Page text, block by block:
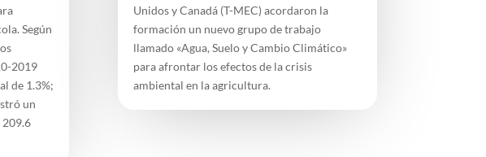
Según
2019
de 1.3%;
un
Unidos y Canadá (T-MEC) acordaron la
formación un nuevo grupo de trabajo
llamado «Agua, Suelo y Cambio Climático»
para afrontar los efectos de la crisis
ambiental en la agricultura.